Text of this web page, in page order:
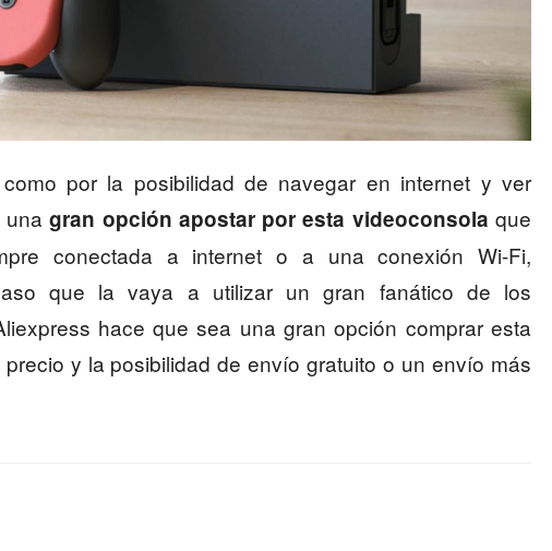
por la posibilidad de navegar en internet y ver
unagran opción apostar por esta videoconsola que
conectada a internet o a una conexión Wi-Fi,
que la vaya a utilizar un gran fanático de los
hace que sea una gran opción comprar esta
y la posibilidad de envío gratuito o un envío más